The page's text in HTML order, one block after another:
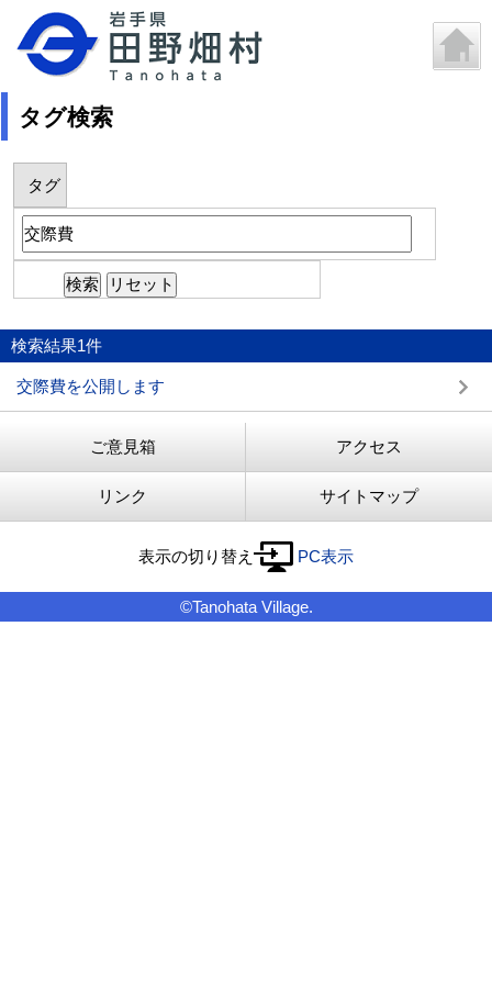
タグ検索
タグ
検索結果1件
交際費を公開します
ご意見箱 アクセス
リンク サイトマップ
表示の切り替え PC表示
©Tanohata Village.